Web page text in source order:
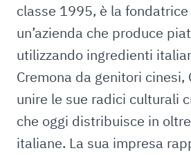
classe 1995, è la
un’azienda che produce
utilizzando ingredienti
Cremona da genitori cinesi,
unire le sue radici culturali
che oggi distribuisce in
italiane. La sua impresa